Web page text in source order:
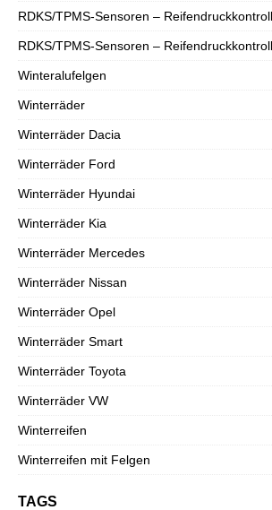
RDKS/TPMS-Sensoren –
RDKS/TPMS-Sensoren –
Winteralufelgen
Winterräder
Winterräder Dacia
Winterräder Ford
Winterräder Hyundai
Winterräder Kia
Winterräder Mercedes
Winterräder Nissan
Winterräder Opel
Winterräder Smart
Winterräder Toyota
Winterräder VW
Winterreifen
Winterreifen mit Felgen
TAGS